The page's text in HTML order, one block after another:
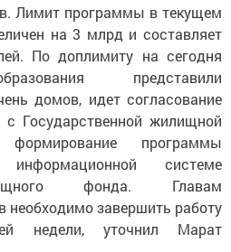
Лимит программы в текущем
на 3 млрд и составляет
По доплимиту на сегодня
представили
домов, идет согласование
Государственной жилищной
программы
системе
фонда. Главам
необходимо завершить работу
недели, уточнил Марат